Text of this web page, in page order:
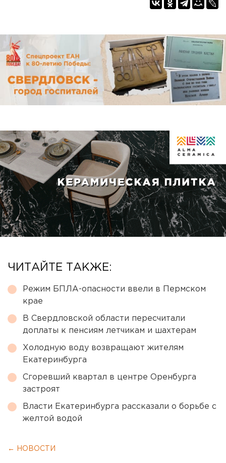
ЧИТАЙТЕ ТАКЖЕ:
Режим БПЛА-опасности ввели в Пермском
крае
В Свердловской области пересчитали
доплаты к пенсиям летчикам и шахтерам
Холодную воду возвращают жителям
Екатеринбурга
Сгоревший квартал в центре Оренбурга
застроят
Власти Екатеринбурга рассказали о борьбе с
желтой водой
← НОВОСТИ